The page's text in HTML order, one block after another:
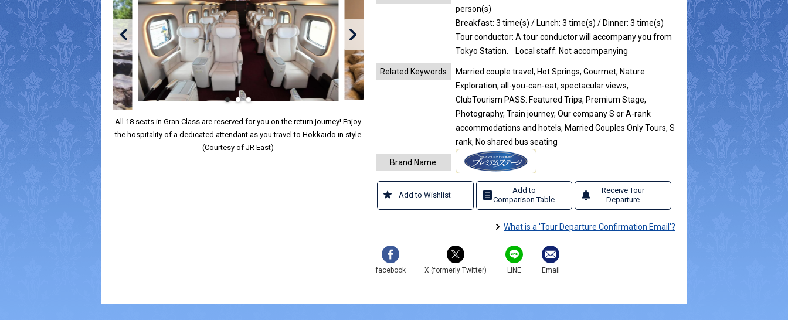
All 18 seats in Gran Class are reserved for you on the return journey! Enjoy
the hospitality of a dedicated attendant as you travel to Hokkaido in style
(Courtesy of JR East)
person(s)
Breakfast: 3 time(s) / Lunch: 3 time(s) / Dinner: 3 time(s)
Tour conductor: A tour conductor will accompany you from
Tokyo Station.
Local staff: Not accompanying
Related Keywords
Married couple travel, Hot Springs, Gourmet, Nature
Exploration, all-you-can-eat, spectacular views,
ClubTourism PASS: Featured Trips, Premium Stage,
Photography, Train journey, Our company S or A-rank
accommodations and hotels, Married Couples Only Tours, S
rank, No shared bus seating
Brand Name
Add to Wishlist
Add to
Comparison Table
Receive Tour
Departure
What is a 'Tour Departure Confirmation Email'?
facebook X (formerly Twitter) LINE Email